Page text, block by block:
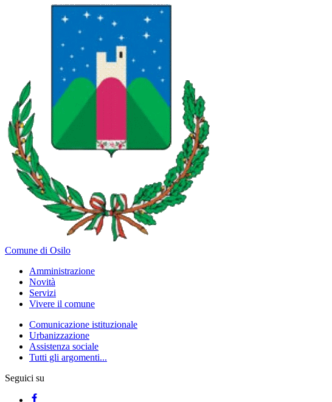
Comune di Osilo
Amministrazione
Novità
Servizi
Vivere il comune
Comunicazione istituzionale
Urbanizzazione
Assistenza sociale
Tutti gli argomenti...
Seguici su